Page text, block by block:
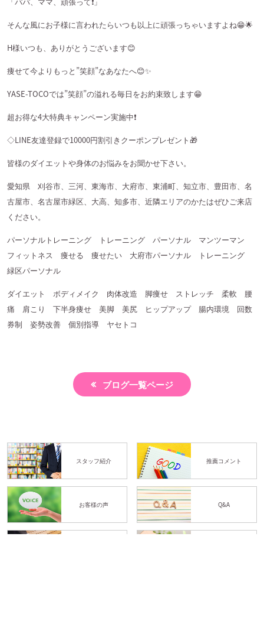
そんな風にお子様に言われたらいつも以上に頑張っちゃいますよね😁🌟
H様いつも、ありがとうございます😊
痩せて今よりもっと ”笑顔”なあなたへ😊✨
YASE-TOCOでは”笑顔”の溢れる毎日をお約束致します😁
超お得な4大特典キャンペーン実施中❗️
◇LINE友達登録で10000円割引きクーポンプレゼント🎁
皆様のダイエットや身体のお悩みをお聞かせ下さい。
愛知県 刈谷市、三河、東海市、大府市、東浦町、知立市、豊田市、名
古屋市、名古屋市緑区、大高、知多市、近隣エリアのかたはぜひご来店
ください。
パーソナルトレーニング トレーニング パーソナル マンツーマン
フィットネス 痩せる 痩せたい 大府市パーソナル トレーニング
緑区パーソナル
ダイエット ボディメイク 肉体改造 脚痩せ ストレッチ 柔軟 腰
痛 肩こり 下半身痩せ 美脚 美尻 ヒップアップ 腸内環境 回数
券制 姿勢改善 個別指導 ヤセトコ
ブログ一覧ページ
スタッフ紹介 推薦コメント
お客様の声 Q&A